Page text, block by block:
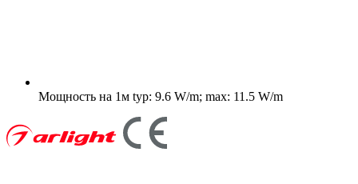
Мощность на 1м typ: 9.6 W/m; max: 11.5 W/m